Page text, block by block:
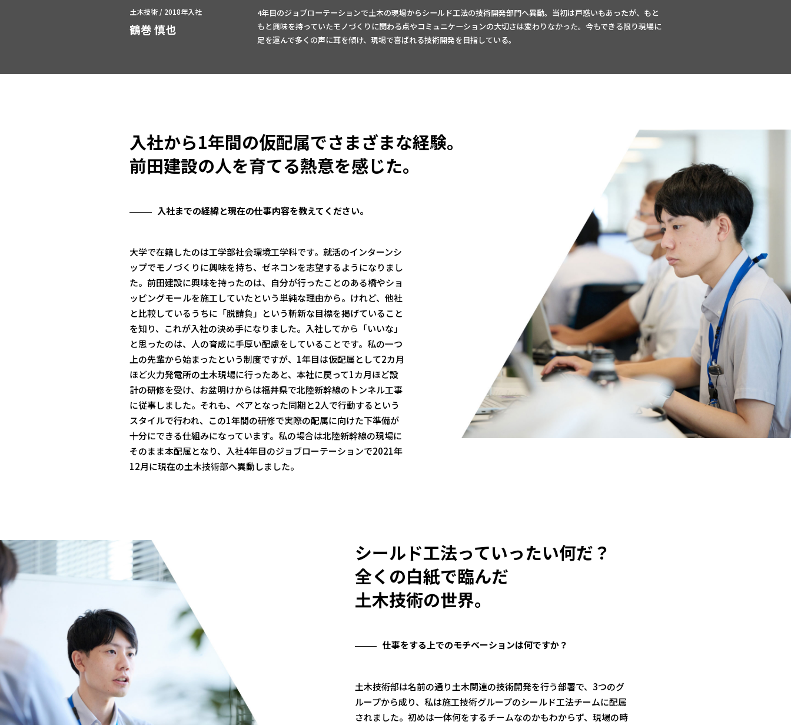
土木技術 / 2018年入社
鶴巻 慎也
4年目のジョブローテーションで土木の現場からシールド工法の技術開発部門へ異動。当初は戸惑いもあったが、もと
もと興味を持っていたモノづくりに関わる点やコミュニケーションの大切さは変わりなかった。今もできる限り現場に
足を運んで多くの声に耳を傾け、現場で喜ばれる技術開発を目指している。
入社から1年間の仮配属でさまざまな経験。
前田建設の人を育てる熱意を感じた。
入社までの経緯と現在の仕事内容を教えてください。
大学で在籍したのは工学部社会環境工学科です。就活のインターンシ
ップでモノづくりに興味を持ち、ゼネコンを志望するようになりまし
た。前田建設に興味を持ったのは、自分が行ったことのある橋やショ
ッピングモールを施工していたという単純な理由から。けれど、他社
と比較しているうちに「脱請負」という斬新な目標を掲げていること
を知り、これが入社の決め手になりました。入社してから「いいな」
と思ったのは、人の育成に手厚い配慮をしていることです。私の一つ
上の先輩から始まったという制度ですが、1年目は仮配属として2カ月
ほど火力発電所の土木現場に行ったあと、本社に戻って1カ月ほど設
計の研修を受け、お盆明けからは福井県で北陸新幹線のトンネル工事
に従事しました。それも、ペアとなった同期と2人で行動するという
スタイルで行われ、この1年間の研修で実際の配属に向けた下準備が
十分にできる仕組みになっています。私の場合は北陸新幹線の現場に
そのまま本配属となり、入社4年目のジョブローテーションで2021年
12月に現在の土木技術部へ異動しました。
シールド工法っていったい何だ？
全くの白紙で臨んだ
土木技術の世界。
仕事をする上でのモチベーションは何ですか？
土木技術部は名前の通り土木関連の技術開発を行う部署で、3つのグ
ループから成り、私は施工技術グループのシールド工法チームに配属
されました。初めは一体何をするチームなのかもわからず、現場の時